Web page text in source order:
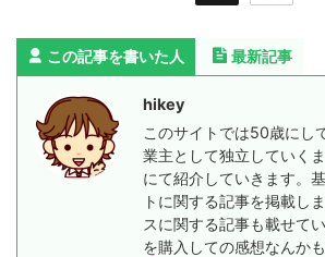
この記事を書いた人 最新記事
hikey
このサイトでは50歳にし
業主として独立していく
にて紹介していきます。
トに関する記事を掲載し
スに関する記事も載せて
を購入しての感想なんか